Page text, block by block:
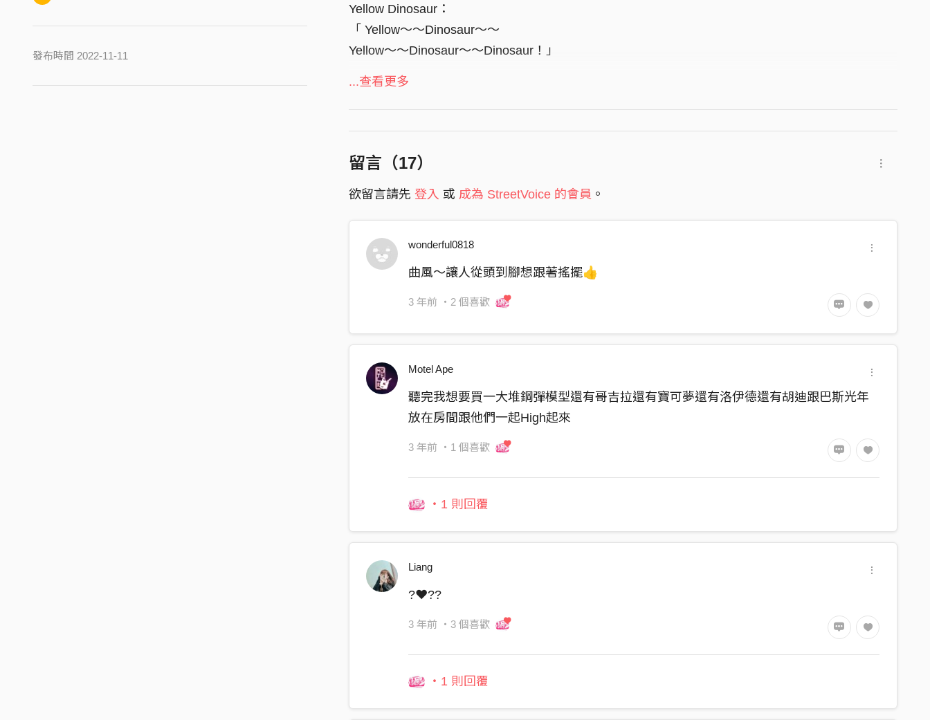
發布時間 2022-11-11
Yellow Dinosaur：
「 Yellow～～Dinosaur～～
Yellow～～Dinosaur～～Dinosaur！」
Verse
Pre
或許生來沒有什麼用 也無法和任何人溝通
但只要你需要我 轉動身上的軸我就走
為了你活 無聊的時候 讓我陪你度過
沒什麼 是我無法治療的傷痛
但現在的你有我 不管開心難過我陪著你走
「 Yellow Dinosaur～～~」
Verse
我安靜的待在床頭 看著你看我
但只要你需要我 轉動身上的軸我就走
為了你活 無聊的時候 讓我陪你度過
沒什麼 是我無法治療的傷痛
乏味的生活 看日出日落 是一個人多寂寞
但現在的你有我 但現在的你有我
Yellow Dinosaur：
...查看更多
留言（17）
欲留言請先 登入 或 成為 StreetVoice 的會員 。
wonderful0818
曲風～讓人從頭到腳想跟著搖擺👍
3 年前 ・2 個喜歡
Motel Ape
聽完我想要買一大堆鋼彈模型還有哥吉拉還有寶可夢還有洛伊德還有胡迪跟巴斯光年
放在房間跟他們一起High起來
3 年前 ・1 個喜歡
・1 則回覆
Liang
?❤️‍??
3 年前 ・3 個喜歡
・1 則回覆